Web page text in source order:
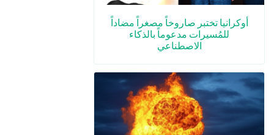
أوكرانيا تختبر صاروخاً مصغراً مضاداً
للمُسيرات مدعوماً بالذكاء
الاصطناعي